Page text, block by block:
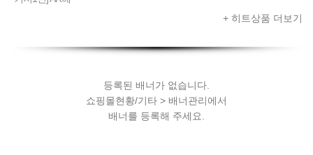
+ 히트상품 더보기
등록된 배너가 없습니다.
쇼핑몰현황/기타 > 배너관리에서
배너를 등록해 주세요.